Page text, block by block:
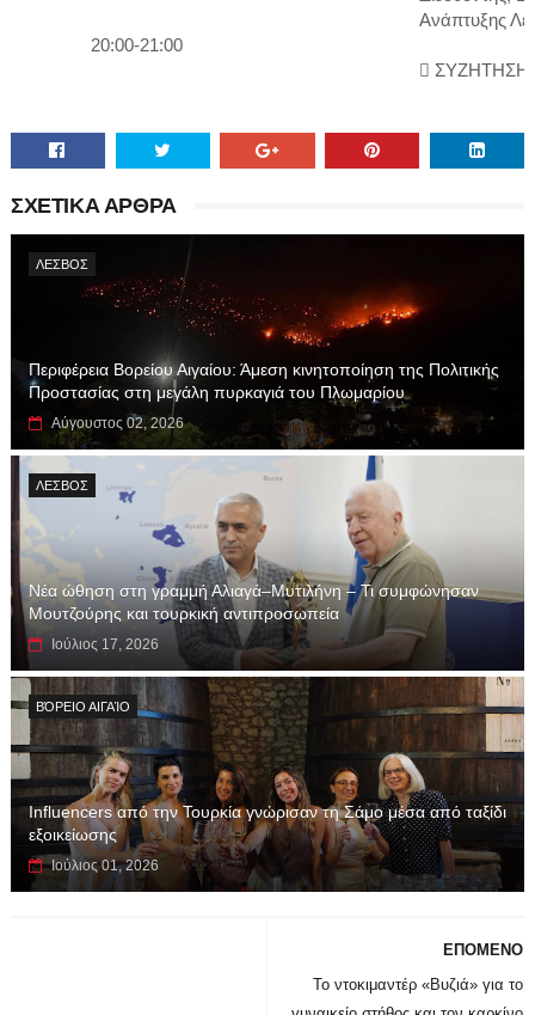
Ανάπτυξης
20:00-21:00
 ΣΥΖΗΤΗΣΗ
ΣΧΕΤΙΚΑ ΑΡΘΡΑ
ΛΕΣΒΟΣ
Περιφέρεια Βορείου Αιγαίου: Άμεση κινητοποίηση της Πολιτικής
Προστασίας στη μεγάλη πυρκαγιά του Πλωμαρίου
Αύγουστος 02, 2026
ΛΕΣΒΟΣ
Νέα ώθηση στη γραμμή Αλιαγά–Μυτιλήνη – Τι συμφώνησαν
Μουτζούρης και τουρκική αντιπροσωπεία
Ιούλιος 17, 2026
ΒΌΡΕΙΟ ΑΙΓΑΊΟ
Influencers από την Τουρκία γνώρισαν τη Σάμο μέσα από ταξίδι
εξοικείωσης
Ιούλιος 01, 2026
ΕΠΟΜΕΝΟ
Το ντοκιμαντέρ «Βυζιά» για το